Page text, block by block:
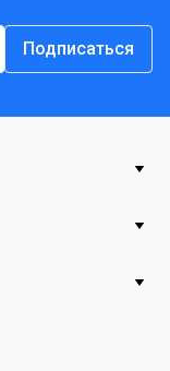
Подписаться